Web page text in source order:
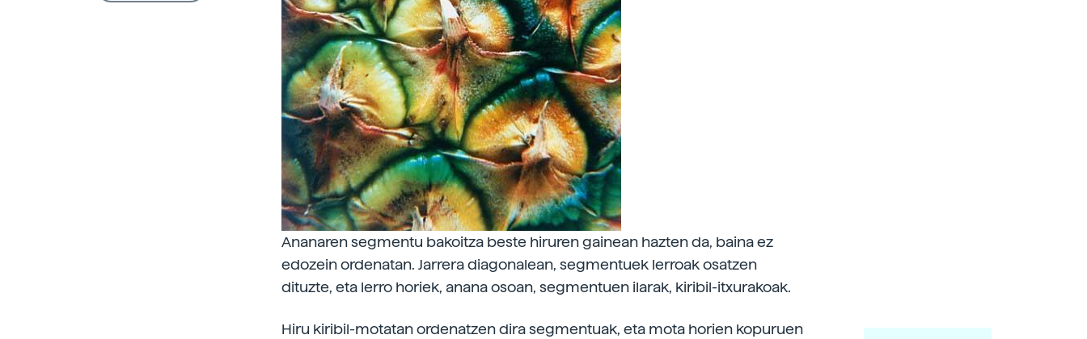
Ananaren segmentu bakoitza beste hiruren gainean hazten da, baina ez
edozein ordenatan. Jarrera diagonalean, segmentuek lerroak osatzen
dituzte, eta lerro horiek, anana osoan, segmentuen ilarak, kiribil-itxurakoak.
Hiru kiribil-motatan ordenatzen dira segmentuak, eta mota horien kopuruen